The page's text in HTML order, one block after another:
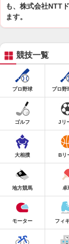
も、株式会社NTT
ます。
競技一覧
プロ野球 プロ野
ゴルフ Jリ
大相撲 Bリ
地方競馬 卓
モーター フィ